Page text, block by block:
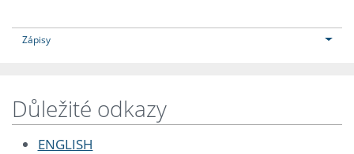
Zápisy
Důležité odkazy
ENGLISH